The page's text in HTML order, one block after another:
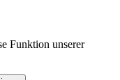
Funktion unserer